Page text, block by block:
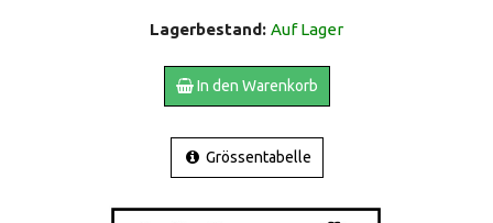
Lagerbestand: Auf Lager
In den Warenkorb
Grössentabelle